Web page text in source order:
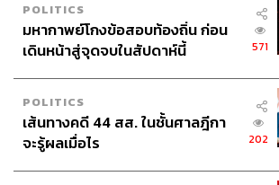
POLITICS
มหากาพย์โกงข้อสอบท้องถิ่น ก่อน
เดินหน้าสู่จุดจบในสัปดาห์นี้
571
POLITICS
เส้นทางคดี 44 สส. ในชั้นศาลฎีกา
จะรู้ผลเมื่อไร
202